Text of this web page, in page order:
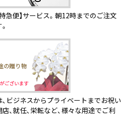
急便】サービス。朝12時までのご注文
ビジネスからプライベートまでお祝い
、就任、栄転など、様々な用途でご利